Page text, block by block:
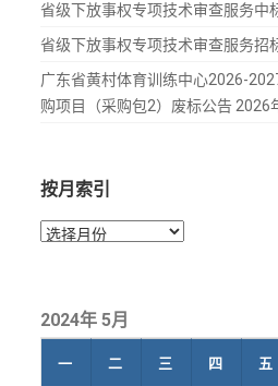
省级下放事权专项技术审查服务中
省级下放事权专项技术审查服务招
广东省黄村体育训练中心2026-
购项目（采购包2）废标公告 2026
按月索引
按
引
2024年 5月
一 二 三 四 五